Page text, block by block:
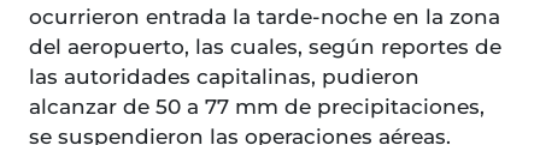
ocurrieron entrada la tarde-noche en la zona
del aeropuerto, las cuales, según reportes de
las autoridades capitalinas, pudieron
alcanzar de 50 a 77 mm de precipitaciones,
se suspendieron las operaciones aéreas.